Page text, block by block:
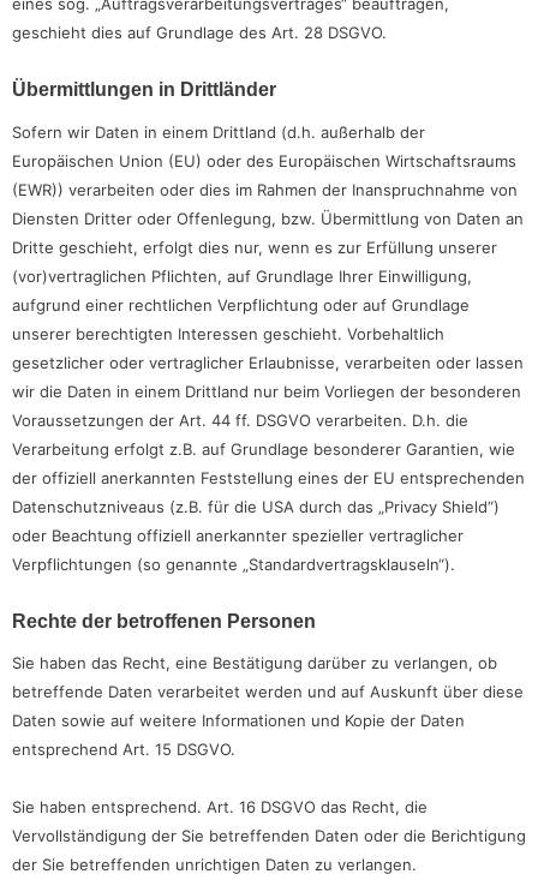
eines sog. „Auftragsverarbeitungsvertrages“ beauftragen,
geschieht dies auf Grundlage des Art. 28 DSGVO.
Übermittlungen in Drittländer
Sofern wir Daten in einem Drittland (d.h. außerhalb der
Europäischen Union (EU) oder des Europäischen Wirtschaftsraums
(EWR)) verarbeiten oder dies im Rahmen der Inanspruchnahme von
Diensten Dritter oder Offenlegung, bzw. Übermittlung von Daten an
Dritte geschieht, erfolgt dies nur, wenn es zur Erfüllung unserer
(vor)vertraglichen Pflichten, auf Grundlage Ihrer Einwilligung,
aufgrund einer rechtlichen Verpflichtung oder auf Grundlage
unserer berechtigten Interessen geschieht. Vorbehaltlich
gesetzlicher oder vertraglicher Erlaubnisse, verarbeiten oder lassen
wir die Daten in einem Drittland nur beim Vorliegen der besonderen
Voraussetzungen der Art. 44 ff. DSGVO verarbeiten. D.h. die
Verarbeitung erfolgt z.B. auf Grundlage besonderer Garantien, wie
der offiziell anerkannten Feststellung eines der EU entsprechenden
Datenschutzniveaus (z.B. für die USA durch das „Privacy Shield“)
oder Beachtung offiziell anerkannter spezieller vertraglicher
Verpflichtungen (so genannte „Standardvertragsklauseln“).
Rechte der betroffenen Personen
Sie haben das Recht, eine Bestätigung darüber zu verlangen, ob
betreffende Daten verarbeitet werden und auf Auskunft über diese
Daten sowie auf weitere Informationen und Kopie der Daten
entsprechend Art. 15 DSGVO.
Sie haben entsprechend. Art. 16 DSGVO das Recht, die
Vervollständigung der Sie betreffenden Daten oder die Berichtigung
der Sie betreffenden unrichtigen Daten zu verlangen.